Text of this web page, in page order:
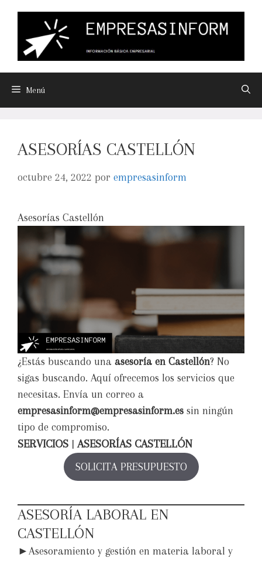
Menú
ASESORÍAS CASTELLÓN
octubre 24, 2022 por empresasinform
Asesorías Castellón
¿Estás buscando una asesoría en Castellón? No
sigas buscando. Aquí ofrecemos los servicios que
necesitas. Envía un correo a
empresasinform@empresasinform.es sin ningún
tipo de compromiso.
SERVICIOS |ASESORÍAS CASTELLÓN
SOLICITA PRESUPUESTO
ASESORÍA LABORAL EN
CASTELLÓN
►Asesoramiento y gestión en materia laboral y